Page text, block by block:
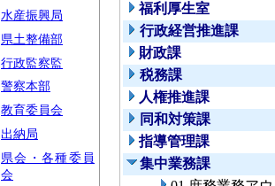
水産振興局
県土整備部
行政監察監
警察本部
教育委員会
出納局
県会・各種委員
会
福利厚生室
行政経営推進課
財政課
税務課
人権推進課
同和対策課
指導管理課
集中業務課